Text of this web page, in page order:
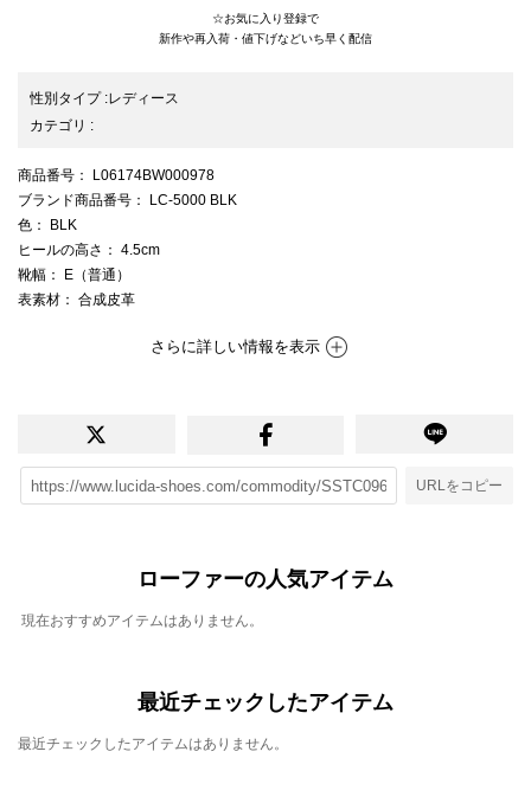
☆お気に入り登録で
新作や再入荷・値下げなどいち早く配信
性別タイプ:レディース
カテゴリ :
商品番号 ： L06174BW000978
ブランド商品番号 ： LC-5000 BLK
色 ： BLK
ヒールの高さ ： 4.5cm
靴幅 ： E（普通）
表素材 ： 合成皮革
さらに詳しい情報を表示
URLをコピー
ローファーの人気アイテム
現在おすすめアイテムはありません。
最近チェックしたアイテム
最近チェックしたアイテムはありません。